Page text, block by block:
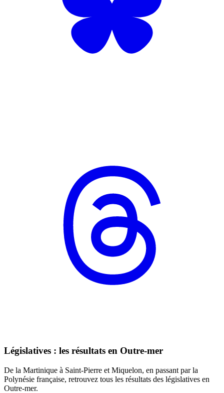
Législatives : les résultats en Outre-mer
De la Martinique à Saint-Pierre et Miquelon, en passant par la
Polynésie française, retrouvez tous les résultats des législatives en
Outre-mer.